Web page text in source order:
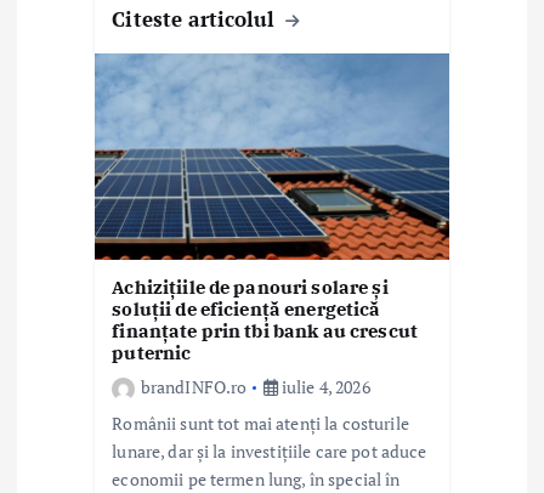
Citeste articolul
Achizițiile de panouri solare și
soluții de eficiență energetică
finanțate prin tbi bank au crescut
puternic
brandINFO.ro
iulie 4, 2026
Românii sunt tot mai atenți la costurile
lunare, dar și la investițiile care pot aduce
economii pe termen lung, în special în